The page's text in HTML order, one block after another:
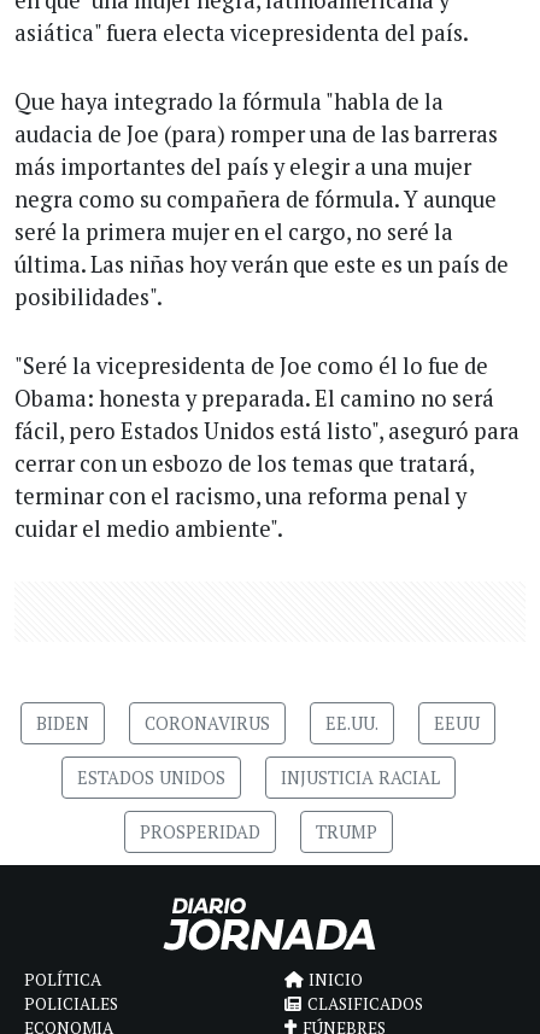
asiática" fuera electa vicepresidenta del país.
Que haya integrado la fórmula "habla de la
audacia de Joe (para) romper una de las barreras
más importantes del país y elegir a una mujer
negra como su compañera de fórmula. Y aunque
seré la primera mujer en el cargo, no seré la
última. Las niñas hoy verán que este es un país de
posibilidades".
"Seré la vicepresidenta de Joe como él lo fue de
Obama: honesta y preparada. El camino no será
fácil, pero Estados Unidos está listo", aseguró para
cerrar con un esbozo de los temas que tratará,
terminar con el racismo, una reforma penal y
cuidar el medio ambiente".
BIDEN CORONAVIRUS EE.UU. EEUU
ESTADOS UNIDOS INJUSTICIA RACIAL
PROSPERIDAD TRUMP
POLÍTICA
POLICIALES
ECONOMIA
INICIO
CLASIFICADOS
FÚNEBRES